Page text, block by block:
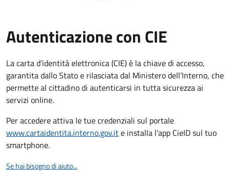
Autenticazione con CIE
La carta d’identità elettronica (CIE) è la chiave di accesso,
garantita dallo Stato e rilasciata dal Ministero dell’Interno, che
permette al cittadino di autenticarsi in tutta sicurezza ai
servizi online.
Per accedere attiva le tue credenziali sul portale
www.cartaidentita.interno.gov.ite installa l'app CieID sul tuo
smartphone.
Se hai bisogno di aiuto...